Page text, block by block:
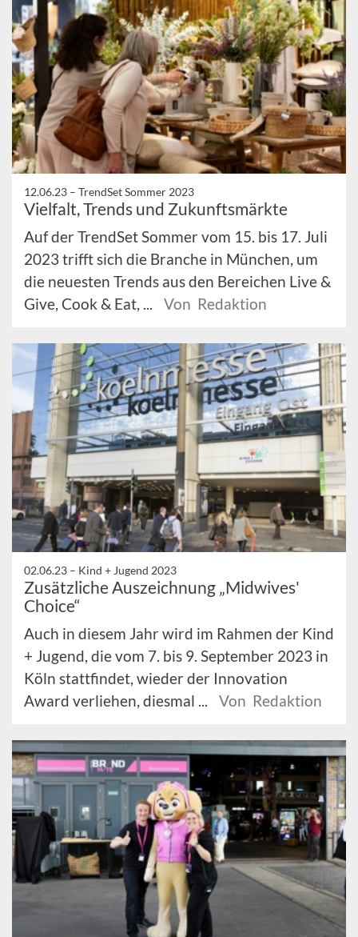
12.06.23 – TrendSet Sommer 2023
Vielfalt, Trends und Zukunftsmärkte
Auf der TrendSet Sommer vom 15. bis 17. Juli
2023 trifft sich die Branche in München, um
die neuesten Trends aus den Bereichen Live &
Give, Cook & Eat, ...
Von Redaktion
02.06.23 – Kind + Jugend 2023
Zusätzliche Auszeichnung „Midwives'
Choice“
Auch in diesem Jahr wird im Rahmen der Kind
+ Jugend, die vom 7. bis 9. September 2023 in
Köln stattfindet, wieder der Innovation
Award verliehen, diesmal ...
Von Redaktion